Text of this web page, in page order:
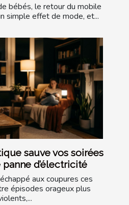
bébés, le retour du mobile
simple effet de mode, et...
sauve vos soirées
d’électricité
aux coupures ces
épisodes orageux plus